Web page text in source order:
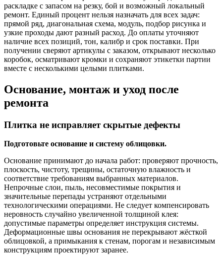
раскладке с запасом на резку, бой и возможный локальный
ремонт. Единый процент нельзя назначать для всех задач:
прямой ряд, диагональная схема, модуль, подбор рисунка и
узкие проходы дают разный расход. До оплаты уточняют
наличие всех позиций, тон, калибр и срок поставки. При
получении сверяют артикулы с заказом, открывают несколько
коробок, осматривают кромки и сохраняют этикетки партии
вместе с несколькими целыми плитками.
Основание, монтаж и уход после
ремонта
Плитка не исправляет скрытые дефекты
Подготовьте основание и систему облицовки.
Основание принимают до начала работ: проверяют прочность,
плоскость, чистоту, трещины, остаточную влажность и
соответствие требованиям выбранных материалов.
Непрочные слои, пыль, несовместимые покрытия и
значительные перепады устраняют отдельными
технологическими операциями. Не следует компенсировать
неровность случайно увеличенной толщиной клея:
допустимые параметры определяет инструкция системы.
Деформационные швы основания не перекрывают жёсткой
облицовкой, а примыкания к стенам, порогам и независимым
конструкциям проектируют заранее.